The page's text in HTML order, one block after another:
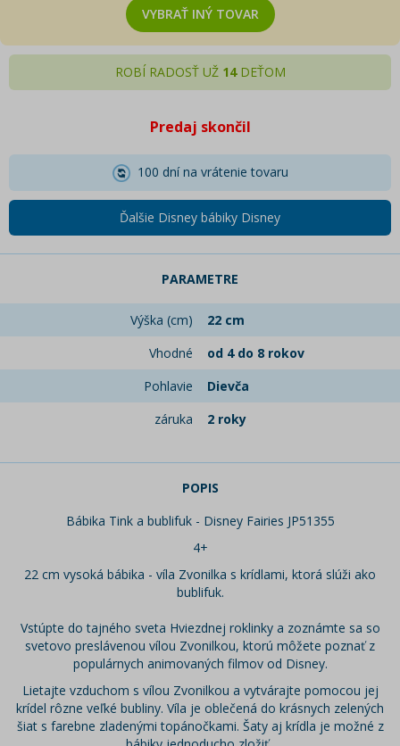
VYBRAŤ INÝ TOVAR
ROBÍ RADOSŤ UŽ 14DEŤOM
Predaj skončil
100 dní na vrátenie tovaru
Ďalšie Disney bábiky Disney
PARAMETRE
Výška (cm)
22 cm
Vhodné
od 4 do 8 rokov
Pohlavie
Dievča
záruka
2 roky
POPIS
Bábika Tink a bublifuk - Disney Fairies JP51355
4+
22 cm vysoká bábika - víla Zvonilka s krídlami, ktorá slúži ako
bublifuk.
Vstúpte do tajného sveta Hviezdnej roklinky a zoznámte sa so
svetovo preslávenou vílou Zvonilkou, ktorú môžete poznať z
populárnych animovaných filmov od Disney.
Lietajte vzduchom s vílou Zvonilkou a vytvárajte pomocou jej
krídel rôzne veľké bubliny. Víla je oblečená do krásnych zelených
šiat s farebne zladenými topánočkami. Šaty aj krídla je možné z